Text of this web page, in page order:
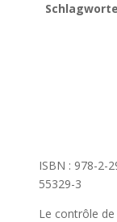
ISBN : 978-2-
55329-3
Le contrôle de